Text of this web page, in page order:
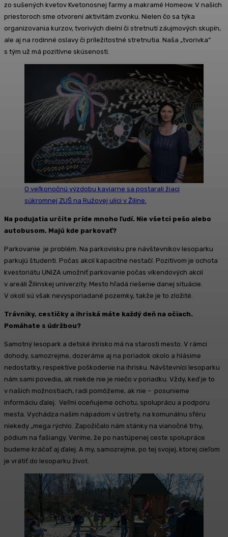
zo sušených kvetov Kvetonosnej farmy a makramé Homeow. V našich
priestoroch sme otvorení aktivitám zvonku. Nielen čo sa týka
organizovania kurzov, tvorivých dielní či stretnutí záujmových skupín,
ale aj na rodinné oslavy či príležitostné stretnutia. Naša „tvorivka“
s tým už má pozitívne skúsenosti.
O veľkonočnú výzdobu kaviarne sa postarali žiaci
súkromnej ZUŠ na Ružovej ulici v Žiline.
Na podujatia určite príde mnoho ľudí. Nie všetci pešo alebo
autobusom. Majú kde parkovať?
Parkovanie je problém. Na parkovisku pre návštevníkov lesoparku
parkujú študenti. Počas akcií kapacitne nestačí. Pozitívom je ochota
kvestoriátu UNIZA umožniť parkovanie počas víkendových akcií
v areáli Žilinskej univerzity. Mesto hľadá riešenie danej situácie.
V okolí sú však nevysporiadané pozemky, takže je to zložité.
Trávniky, cestičky a ihriská máte každý deň na očiach.
Pomáhate s údržbou?
Samotný lesopark a detské ihrisko má na starosti mesto. V rámci
dohody, samozrejme, dozeráme aj na poriadok okolo a hlásime
nedostatky, respektíve poškodenie na ihrisku. Návštevníci lesoparku
nám sami povedia, ak niekde nie je niečo v poriadku. Vždy, keď je to
v našich možnostiach, radi pomôžeme, ak nie – posunieme
informáciu ďalej. Veľmi oceňujeme ochotu, spoluprácu a podporu
mesta. Vychádza našim nápadom v ústrety, na komunálnu sféru
niekedy „mega rýchlo. Zapožičalo nám stánky na vianočné trhy,
pódium na fašiangy. Veríme, že po nastúpenej ceste spolupráce
budeme kráčať aj ďalej. A my, samozrejme, po tej svojej, ktorej cieľom
je vrátiť do lesoparku život.